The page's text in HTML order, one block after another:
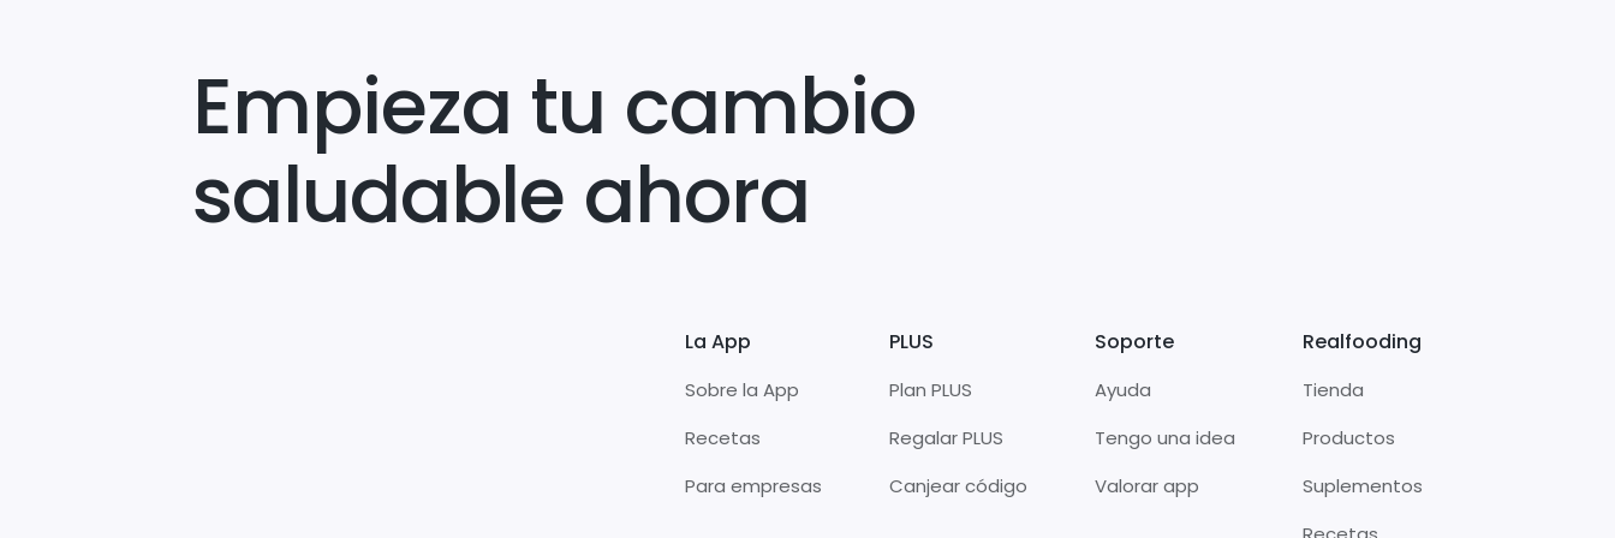
Empieza tu cambio
saludable ahora
La App
Sobre la App
Recetas
Para empresas
PLUS
Plan PLUS
Regalar PLUS
Canjear código
Soporte
Ayuda
Tengo una idea
Valorar app
Realfooding
Tienda
Productos
Suplementos